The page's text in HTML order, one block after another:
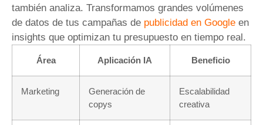
también analiza. Transformamos grandes volúmenes
de datos de tus campañas de publicidad en Google en
insights que optimizan tu presupuesto en tiempo real.
Área Aplicación IA Beneficio
Marketing
Generación de
copys
Escalabilidad
creativa